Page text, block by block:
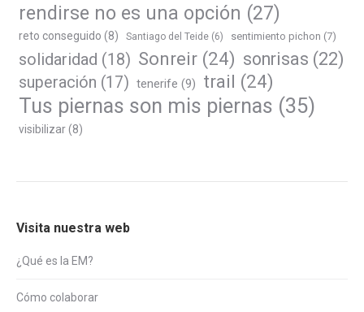
rendirse no es una opción (27)
reto conseguido (8) Santiago del Teide (6) sentimiento pichon (7)
solidaridad (18) Sonreir (24) sonrisas (22)
superación (17) tenerife (9) trail (24)
Tus piernas son mis piernas (35)
visibilizar(8)
Visita nuestra web
¿Qué es la EM?
Cómo colaborar